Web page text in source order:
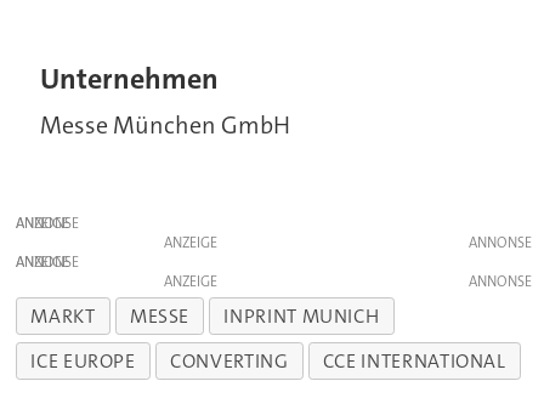
Unternehmen
Messe München GmbH
ANZEIGE
ANZEIGE
ANZEIGE
ANZEIGE
MARKT MESSE
INPRINT MUNICH
ICE EUROPE
CONVERTING CCE INTERNATIONAL